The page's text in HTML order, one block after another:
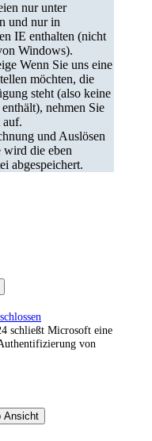
nur unter
und nur in
IE enthalten (nicht
Windows).
Wenn Sie uns eine
möchten, die
steht (also keine
nehmen Sie
und Auslösen
wird die eben
abgespeichert.
schließt Microsoft eine
von
Ansicht